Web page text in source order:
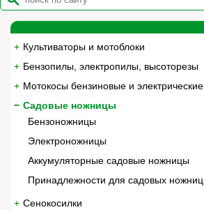
Культиваторы и мотоблоки
Бензопилы, электропилы, высоторезы
Мотокосы бензиновые и электрические
Садовые ножницы
Бензоножницы
Электроножницы
Аккумуляторные садовые ножницы
Принадлежности для садовых ножниц
Сенокосилки